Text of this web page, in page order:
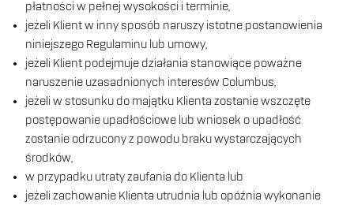
płatności w pełnej wysokości i terminie,
jeżeli Klient w inny sposób naruszy istotne postanowienia
niniejszego Regulaminu lub umowy,
jeżeli Klient podejmuje działania stanowiące poważne
naruszenie uzasadnionych interesów Columbus,
jeżeli w stosunku do majątku Klienta zostanie wszczęte
postępowanie upadłościowe lub wniosek o upadłość
zostanie odrzucony z powodu braku wystarczających
środków,
w przypadku utraty zaufania do Klienta lub
jeżeli zachowanie Klienta utrudnia lub opóźnia wykonanie